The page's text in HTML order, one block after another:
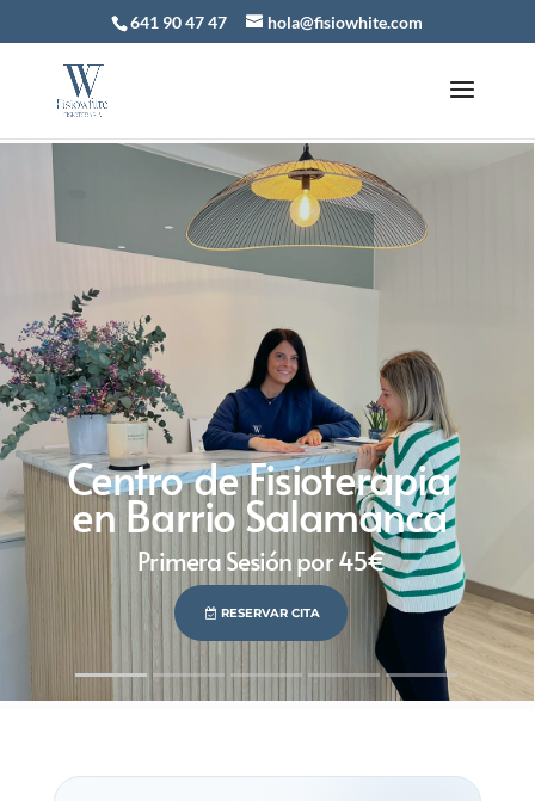
641 90 47 47 hola@fisiowhite.com
Primera Sesión por 45€
Centro de Fisioterapia
en Barrio Salamanca
RESERVAR CITA